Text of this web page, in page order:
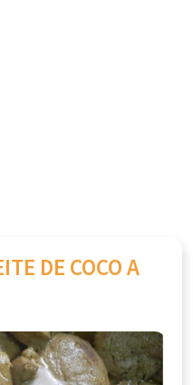
DE COCO A